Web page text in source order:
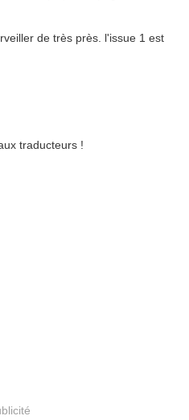
de très près. l'issue 1 est
traducteurs !